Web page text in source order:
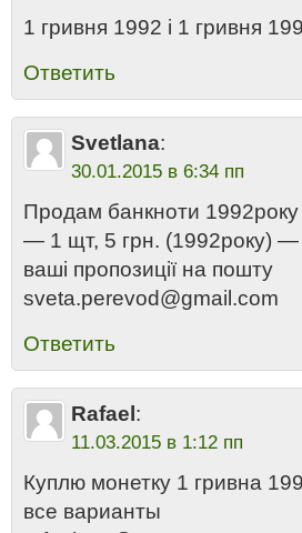
1 гривня 1992 і 1 гривня
Ответить
Svetlana:
30.01.2015 в 6:34 пп
Продам банкноти
— 1 щт, 5 грн. (1992року)
ваші пропозиції на пошту
sveta.perevod@gmail.com
Ответить
Rafael :
11.03.2015 в 1:12 пп
Куплю монетку 1 гривна
все варианты